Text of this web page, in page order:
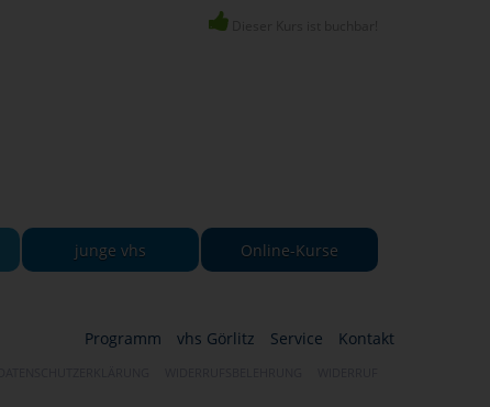
junge vhs Online-Kurse
Programm vhs Görlitz Service Kontakt